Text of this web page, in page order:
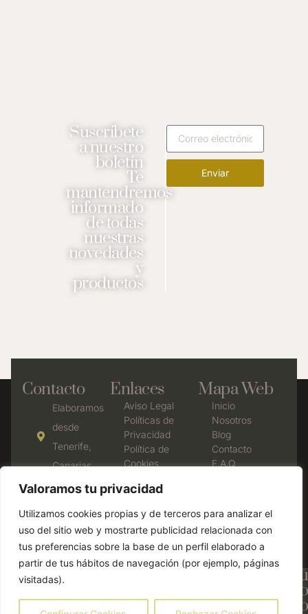
Valoramos tu privacidad
Utilizamos cookies propias y de terceros para analizar el
uso del sitio web y mostrarte publicidad relacionada con
tus preferencias sobre la base de un perfil elaborado a
partir de tus hábitos de navegación (por ejemplo, páginas
visitadas).
Suscríbete
a nuestro
boletín
Te
mantendremos
informado
de todas
nuestras
novedades
y
productos
Enviar
Contacto
Elaboramos
desde
Tenerife,
Canarias
638 35 77
cbrumasdeavalon@gmail.com
Enlaces
Aviso Legal
Políticas de
Privacidad
Política de
Cookies
de
Política de
devolución y
reembolso
Mapa Web
Inicio
Nosotros
Blog
Contacto
F.A.Q
¡Consigue un 15% de descuento en tu
primera compra! Añade el código
#PRIMERA antes de finalizar el pago